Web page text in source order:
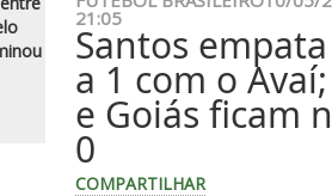
21:05
Santos
a 1 com o
e Goiás ficam
0
COMPARTILHAR